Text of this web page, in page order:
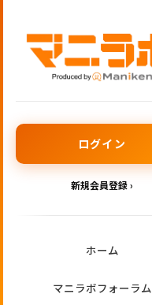
ログイン
新規会員登録 ›
ホーム
マニラボフォーラム